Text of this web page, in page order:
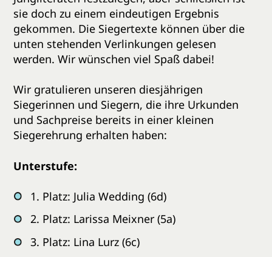
sie doch zu einem eindeutigen Ergebnis
gekommen. Die Siegertexte können über die
unten stehenden Verlinkungen gelesen
werden. Wir wünschen viel Spaß dabei!
Wir gratulieren unseren diesjährigen
Siegerinnen und Siegern, die ihre Urkunden
und Sachpreise bereits in einer kleinen
Siegerehrung erhalten haben:
Unterstufe:
1. Platz: Julia Wedding (6d)
2. Platz: Larissa Meixner (5a)
3. Platz: Lina Lurz (6c)